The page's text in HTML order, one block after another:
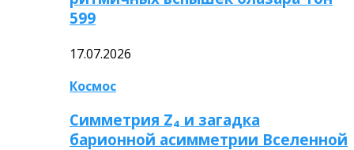
599
17.07.2026
Космос
Симметрия Z₄ и загадка
барионной асимметрии Вселенной